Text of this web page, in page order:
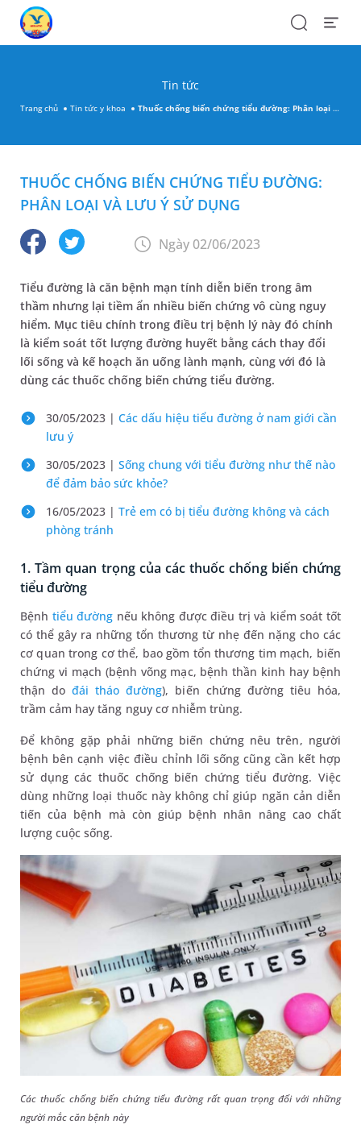
SearchOpen
Tin tức
Trang chủ Tin tức y khoa Thuốc chống biến chứng tiểu đường: Phân loại và lưu ý sử dụng
THUỐC CHỐNG BIẾN CHỨNG TIỂU ĐƯỜNG:
PHÂN LOẠI VÀ LƯU Ý SỬ DỤNG
Ngày 02/06/2023
Tiểu đường là căn bệnh mạn tính diễn biến trong âm
thầm nhưng lại tiềm ẩn nhiều biến chứng vô cùng nguy
hiểm. Mục tiêu chính trong điều trị bệnh lý này đó chính
là kiểm soát tốt lượng đường huyết bằng cách thay đổi
lối sống và kế hoạch ăn uống lành mạnh, cùng với đó là
dùng các thuốc chống biến chứng tiểu đường.
30/05/2023 | Các dấu hiệu tiểu đường ở nam giới cần
lưu ý
30/05/2023 | Sống chung với tiểu đường như thế nào
để đảm bảo sức khỏe?
16/05/2023 | Trẻ em có bị tiểu đường không và cách
phòng tránh
1. Tầm quan trọng của các thuốc chống biến chứng
tiểu đường
Bệnh tiểu đường nếu không được điều trị và kiểm soát tốt
có thể gây ra những tổn thương từ nhẹ đến nặng cho các
cơ quan trong cơ thể, bao gồm tổn thương tim mạch, biến
chứng vi mạch (bệnh võng mạc, bệnh thần kinh hay bệnh
thận dođái tháo đường), biến chứng đường tiêu hóa,
trầm cảm hay tăng nguy cơ nhiễm trùng.
Để không gặp phải những biến chứng nêu trên, người
bệnh bên cạnh việc điều chỉnh lối sống cũng cần kết hợp
sử dụng các thuốc chống biến chứng tiểu đường. Việc
dùng những loại thuốc này không chỉ giúp ngăn cản diễn
tiến của bệnh mà còn giúp bệnh nhân nâng cao chất
lượng cuộc sống.
Các thuốc chống biến chứng tiểu đường rất quan trọng đối với những
người mắc căn bệnh này